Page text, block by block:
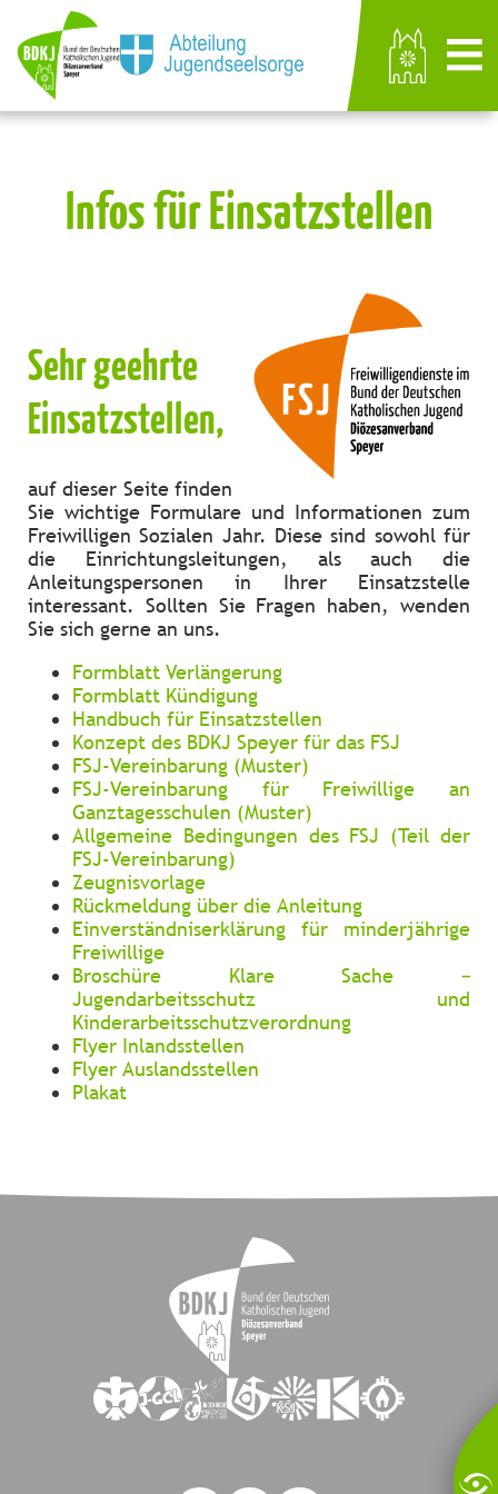
Infos für Einsatzstellen
Sehr geehrte
Einsatzstellen,
auf dieser Seite finden
Sie wichtige Formulare und Informationen zum
Freiwilligen Sozialen Jahr. Diese sind sowohl für
die Einrichtungsleitungen, als auch die
Anleitungspersonen in Ihrer Einsatzstelle
interessant. Sollten Sie Fragen haben, wenden
Sie sich gerne an uns.
Formblatt Verlängerung
Formblatt Kündigung
Handbuch für Einsatzstellen
Konzept des BDKJ Speyer für das FSJ
FSJ-Vereinbarung (Muster)
FSJ-Vereinbarung für Freiwillige an
Ganztagesschulen (Muster)
Allgemeine Bedingungen des FSJ (Teil der
FSJ-Vereinbarung)
Zeugnisvorlage
Rückmeldung über die Anleitung
Einverständniserklärung für minderjährige
Freiwillige
Broschüre Klare Sache –
Jugendarbeitsschutz und
Kinderarbeitsschutzverordnung
Flyer Inlandsstellen
Flyer Auslandsstellen
Plakat